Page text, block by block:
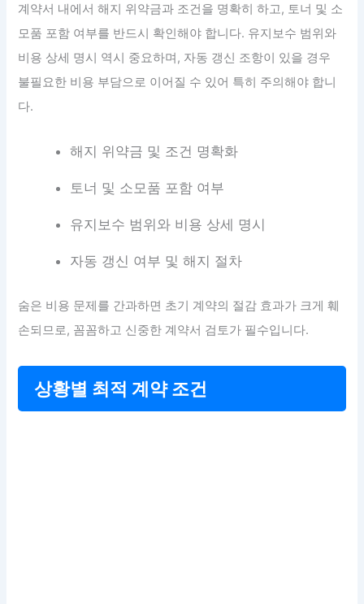
계약서 내에서 해지 위약금과 조건을 명확히 하고, 토너 및 소
모품 포함 여부를 반드시 확인해야 합니다. 유지보수 범위와
비용 상세 명시 역시 중요하며, 자동 갱신 조항이 있을 경우
불필요한 비용 부담으로 이어질 수 있어 특히 주의해야 합니
다.
해지 위약금 및 조건 명확화
토너 및 소모품 포함 여부
유지보수 범위와 비용 상세 명시
자동 갱신 여부 및 해지 절차
숨은 비용 문제를 간과하면 초기 계약의 절감 효과가 크게 훼
손되므로, 꼼꼼하고 신중한 계약서 검토가 필수입니다.
상황별 최적 계약 조건